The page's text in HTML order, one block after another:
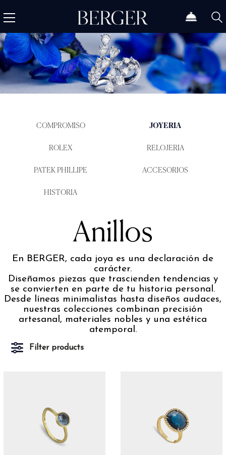
COMPROMISO JOYERIA
ROLEX RELOJERIA
PATEK PHILLIPE ACCESORIOS
HISTORIA
Anillos
En BERGER, cada joya es una declaración de
carácter.
Diseñamos piezas que trascienden tendencias y
se convierten en parte de tu historia personal.
Desde líneas minimalistas hasta diseños audaces,
nuestras colecciones combinan precisión
artesanal, materiales nobles y una estética
atemporal.
Filter products
Marco Bicego
Pomellato 52